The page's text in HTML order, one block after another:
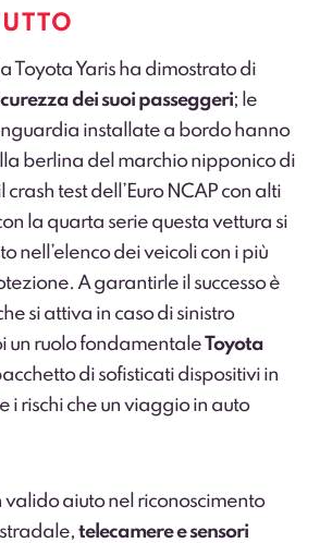
Toyota Yaris ha dimostrato di
dei suoi passeggeri; le
installate a bordo hanno
berlina del marchio nipponico di
test dell’Euro NCAP con alti
la quarta serie questa vettura si
nell’elenco dei veicoli con i più
A garantirle il successo è
si attiva in caso di sinistro
un ruolo fondamentaleToyota
di sofisticati dispositivi in
i rischi che un viaggio in auto
valido aiuto nel riconoscimento
telecamere e sensori